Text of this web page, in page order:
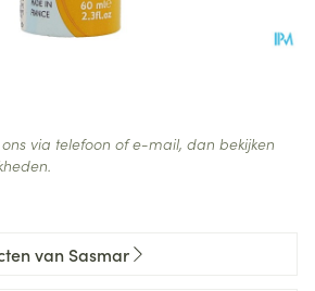
via telefoon of e-mail, dan bekijken
van Sasmar